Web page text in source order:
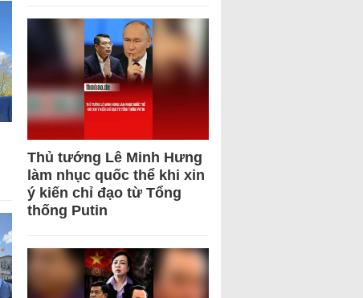
Thủ tướng Lê Minh Hưng
làm nhục quốc thể khi xin
ý kiến chỉ đạo từ Tổng
thống Putin